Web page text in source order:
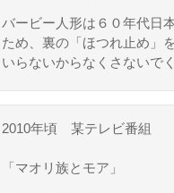
バービー人形は６０年代日
ため、裏の「ほつれ止め」
いらないからなくさないで
2010年頃 某テレビ番組
「マオリ族とモア」